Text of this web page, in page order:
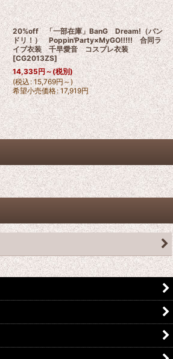
20%off 「一部在庫」BanG Dream!（バン
ドリ！） Poppin'Party×MyGO!!!!! 合同ラ
イブ衣装 千早愛音 コスプレ衣装
[CG2013ZS]
14,335円～(税別)
(税込 : 15,769円～)
希望小売価格: 17,919円